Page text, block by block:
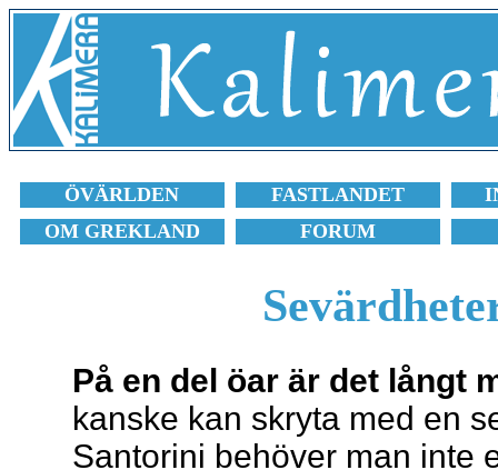
ÖVÄRLDEN FASTLANDET
OM GREKLAND
FORUM
På en del öar är det långt
kanske kan skryta med en
Santorini behöver man inte